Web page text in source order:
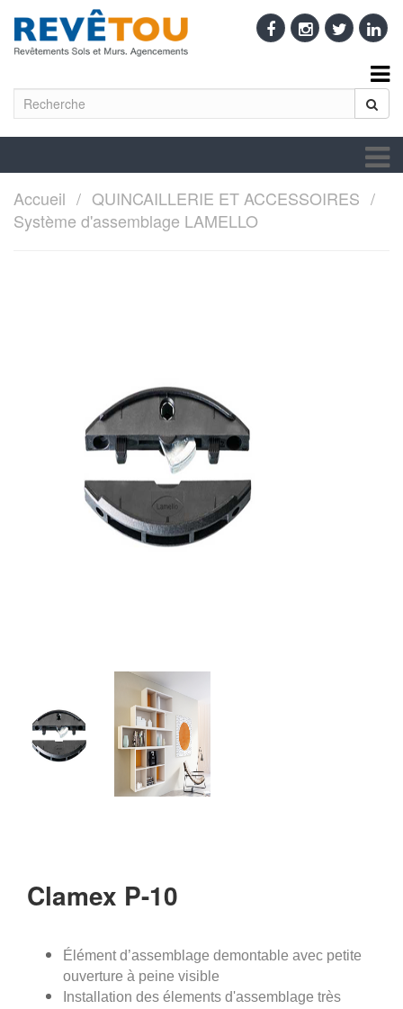
Accueil
QUINCAILLERIE ET ACCESSOIRES
Système d'assemblage LAMELLO
Clamex P-10
Élément d’assemblage demontable avec petite
ouverture à peine visible
Installation des élements d'assemblage très